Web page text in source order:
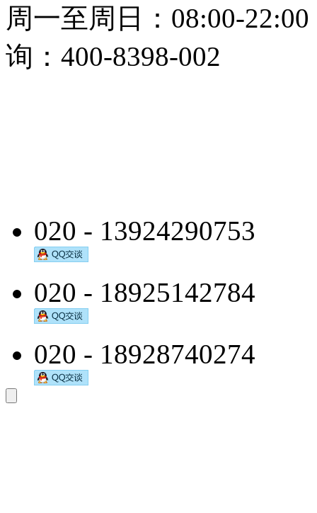
周一至周日：08:00-
询：400-8398-002
020 - 13924290753
020 - 18925142784
020 - 18928740274